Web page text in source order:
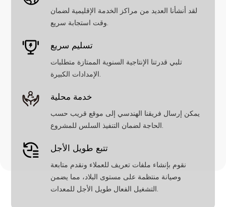
لقد أنشأنا العديد من مراكز الخدمة الإقليمية لضمان
وقت استجابة سريع.
تسليم سريع
تلبي قدرتنا الإنتاجية السنوية الممتازة متطلبات
الإمدادات الكبيرة.
خدمة محلية
يمكن إرسال فريقنا الهندسي إلى موقع قريب حسب
الحاجة لضمان التنفيذ السلس للمشروع.
تتبع طويل الأجل
نقوم بإنشاء ملفات تعريف للعملاء ونقدم متابعة
وصيانة منتظمة على مستوى البلاد، مما يضمن
التشغيل الفعال طويل الأجل للمعدات.